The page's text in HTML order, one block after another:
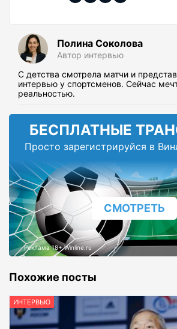
Полина Соколова
Автор интервью
С детства смотрела матчи и
интервью у спортсменов. Сейчас
реальностью.
БЕСПЛАТНЫЕ
Просто зарегистрируйся в
СМОТРЕТЬ
Реклама 18+ Winline.ru
Похожие посты
ИНТЕРВЬЮ